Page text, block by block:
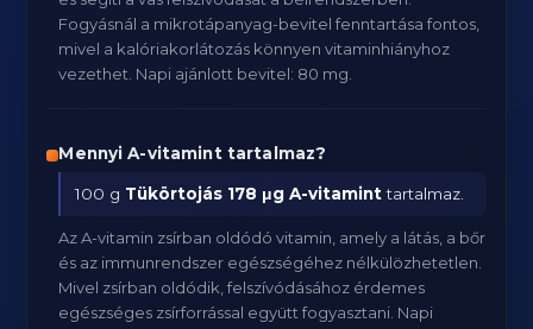
Fogyásnál a mikrotápanyag-bevitel fenntartása fontos,
mivel a kalóriakorlátozás könnyen vitaminhiányhoz
vezethet. Napi ajánlott bevitel: 80 mg.
Mennyi A-vitamint tartalmaz?
100 g Tükörtojás 178 μg A-vitaminttartalmaz.
Az A-vitamin zsírban oldódó vitamin, amely a látás, a bőr
és az immunrendszer egészségéhez nélkülözhetetlen.
Mivel zsírban oldódik, felszívódásához érdemes
egészséges zsírforrással együtt fogyasztani. Napi